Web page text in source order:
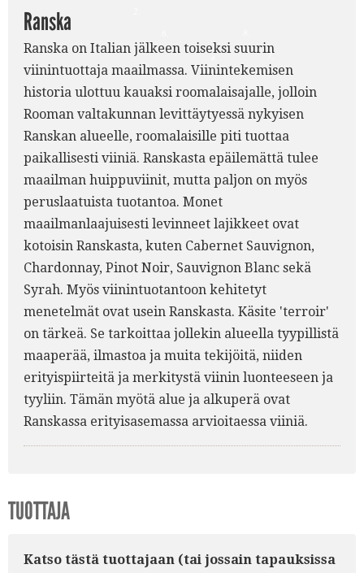
7.
Ranska
Ranska on Italian jälkeen toiseksi suurin
viinintuottaja maailmassa. Viinintekemisen
historia ulottuu kauaksi roomalaisajalle, jolloin
Rooman valtakunnan levittäytyessä nykyisen
Ranskan alueelle, roomalaisille piti tuottaa
paikallisesti viiniä. Ranskasta epäilemättä tulee
maailman huippuviinit, mutta paljon on myös
peruslaatuista tuotantoa. Monet
maailmanlaajuisesti levinneet lajikkeet ovat
kotoisin Ranskasta, kuten Cabernet Sauvignon,
Chardonnay, Pinot Noir, Sauvignon Blanc sekä
Syrah. Myös viinintuotantoon kehitetyt
menetelmät ovat usein Ranskasta. Käsite 'terroir'
on tärkeä. Se tarkoittaa jollekin alueella tyypillistä
maaperää, ilmastoa ja muita tekijöitä, niiden
erityispiirteitä ja merkitystä viinin luonteeseen ja
tyyliin. Tämän myötä alue ja alkuperä ovat
Ranskassa erityisasemassa arvioitaessa viiniä.
TUOTTAJA
Katso tästä tuottajaan (tai jossain tapauksissa